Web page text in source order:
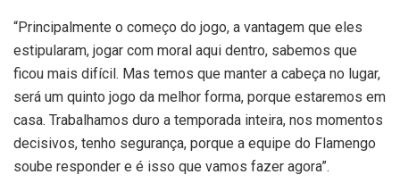
“Principalmente o começo do jogo, a vantagem que eles
estipularam, jogar com moral aqui dentro, sabemos que
ficou mais difícil. Mas temos que manter a cabeça no lugar,
será um quinto jogo da melhor forma, porque estaremos em
casa. Trabalhamos duro a temporada inteira, nos momentos
decisivos, tenho segurança, porque a equipe do Flamengo
soube responder e é isso que vamos fazer agora”.